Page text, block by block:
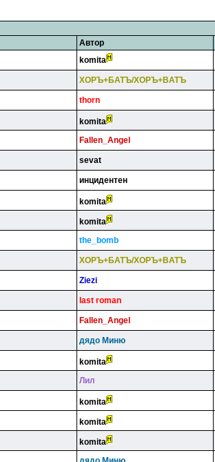
Автор
komita
XOPЪ+БATЪ/XOPЪ+BATЪ
thorn
komita
Fallen_Angel
sevat
инцидeнтeн
komita
komita
the_bomb
XOPЪ+БATЪ/XOPЪ+BATЪ
Ziezi
last roman
Fallen_Angel
дядo Mиню
komita
Лил
komita
komita
komita